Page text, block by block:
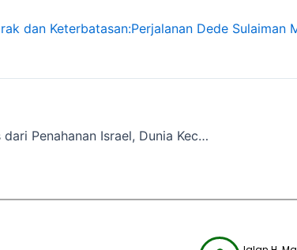
dan Keterbatasan:Perjalanan Dede Sulaiman
Relawan Indonesia Bebas dari Penahanan Israel, Dunia Kecam Dugaan Kekerasan terhadap Aktivis Kemanusiaan